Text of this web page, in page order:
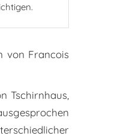
von Francois
Tschirnhaus,